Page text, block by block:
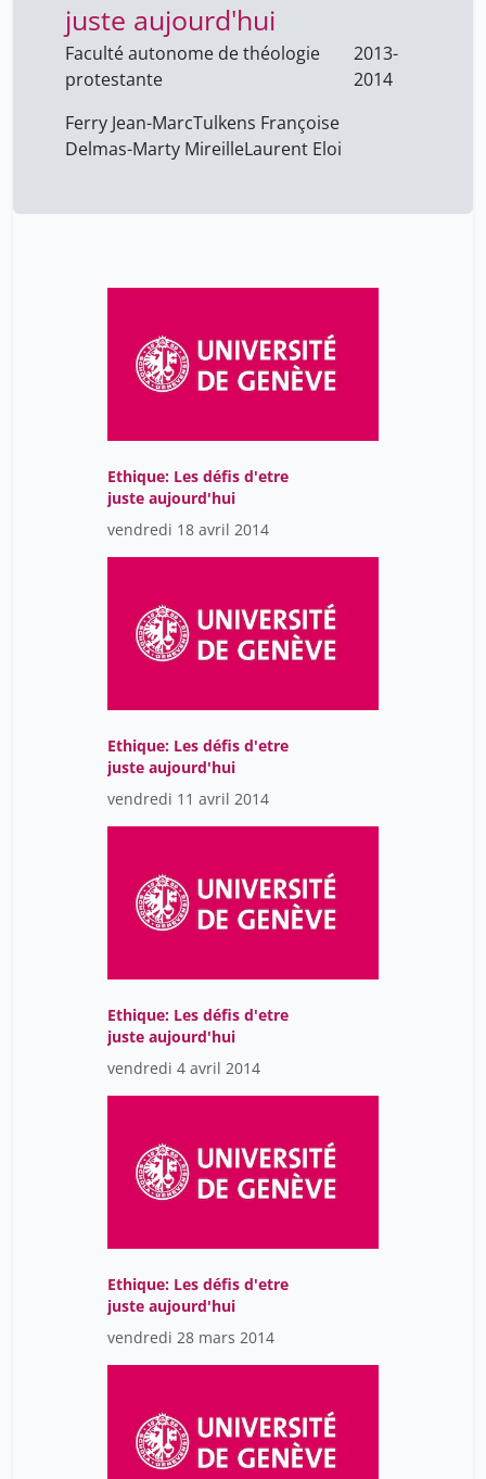
juste aujourd'hui
Faculté autonome de théologie
protestante
2013-
2014
Ferry Jean-MarcTulkens Françoise
Delmas-Marty MireilleLaurent Eloi
Ethique: Les défis d'etre
juste aujourd'hui
vendredi 18 avril 2014
Ethique: Les défis d'etre
juste aujourd'hui
vendredi 11 avril 2014
Ethique: Les défis d'etre
juste aujourd'hui
vendredi 4 avril 2014
Ethique: Les défis d'etre
juste aujourd'hui
vendredi 28 mars 2014